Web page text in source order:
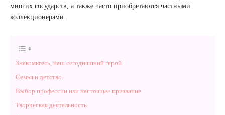
многих государств, а также часто приобретаются частными
коллекционерами.
Знакомьтесь, наш сегодняшний герой
Семья и детство
Выбор профессии или настоящее призвание
Творческая деятельность